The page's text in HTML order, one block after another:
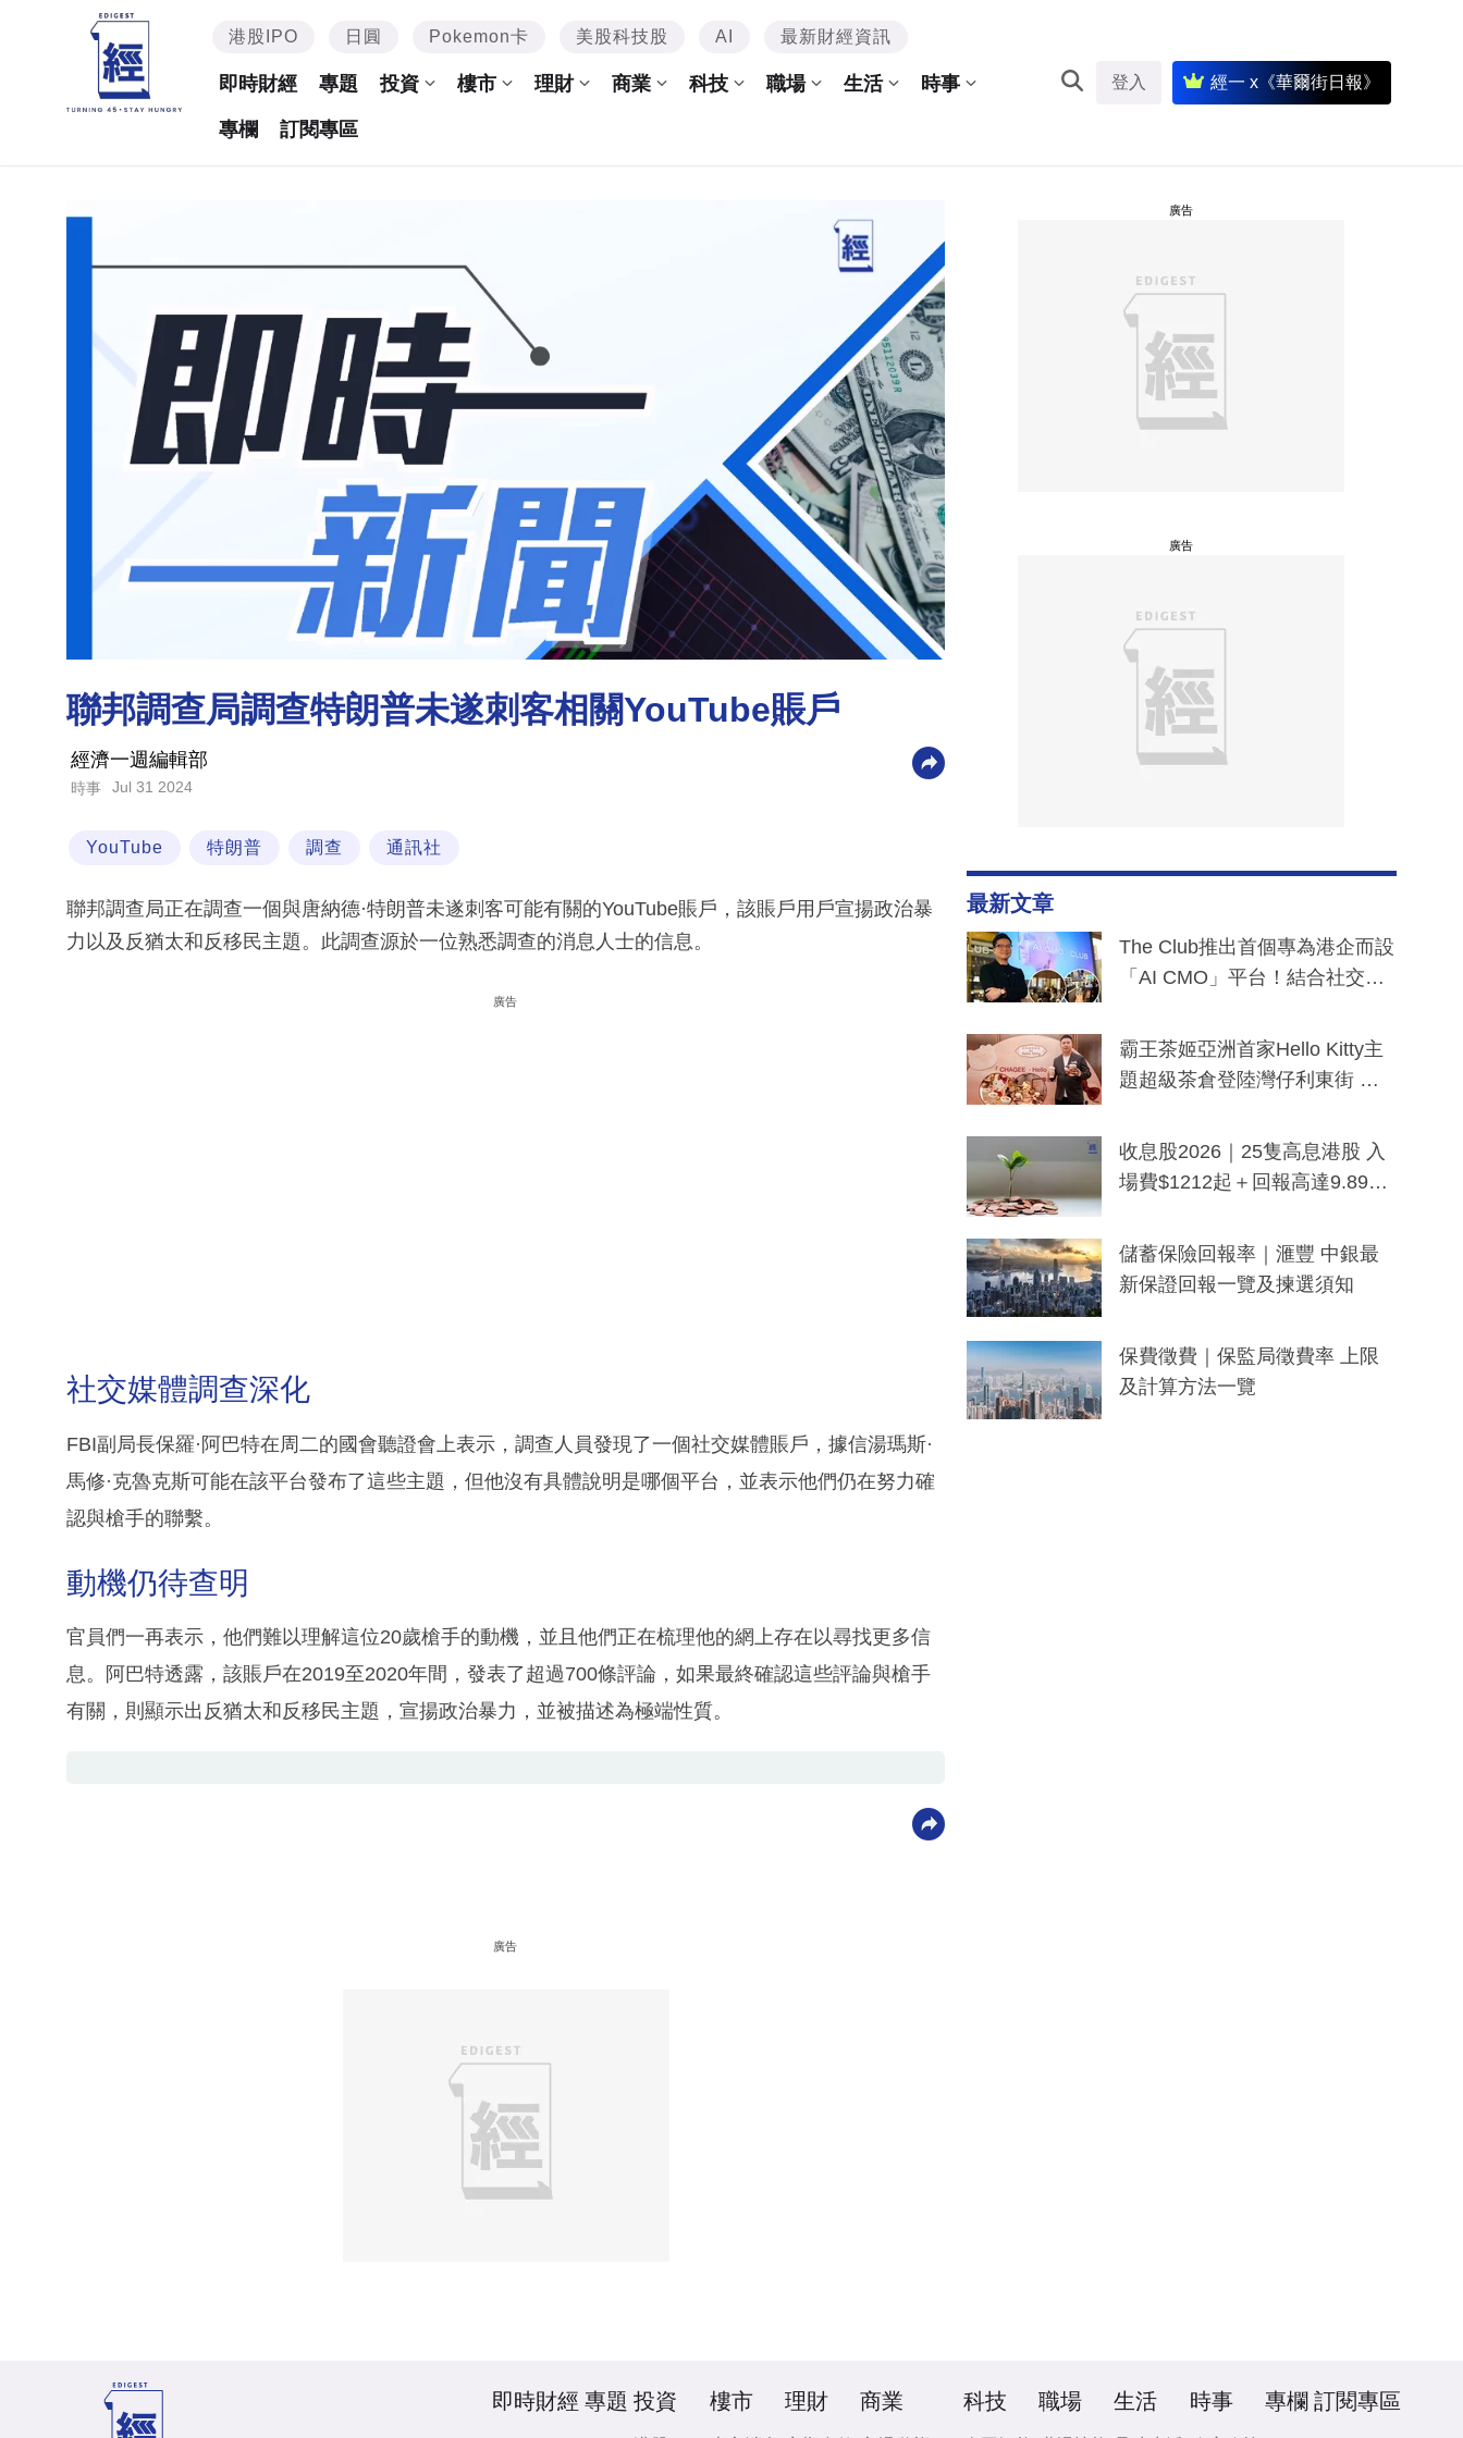
港股IPO 日圓 Pokemon卡 美股科技股 AI 最新財經資訊
即時財經 專題 投資 樓市 理財 商業 科技 職場 生活 時事
專欄 訂閱專區
登入 經一 x《華爾街日報》
聯邦調查局調查特朗普未遂刺客相關YouTube賬戶
經濟一週編輯部
時事 Jul 31 2024
YouTube 特朗普 調查 通訊社
聯邦調查局正在調查一個與唐納德·特朗普未遂刺客可能有關的YouTube賬戶，該賬戶用戶宣揚政治暴
力以及反猶太和反移民主題。此調查源於一位熟悉調查的消息人士的信息。
廣告
社交媒體調查深化
FBI副局長保羅·阿巴特在周二的國會聽證會上表示，調查人員發現了一個社交媒體賬戶，據信湯瑪斯·
馬修·克魯克斯可能在該平台發布了這些主題，但他沒有具體說明是哪個平台，並表示他們仍在努力確
認與槍手的聯繫。
動機仍待查明
官員們一再表示，他們難以理解這位20歲槍手的動機，並且他們正在梳理他的網上存在以尋找更多信
息。阿巴特透露，該賬戶在2019至2020年間，發表了超過700條評論，如果最終確認這些評論與槍手
有關，則顯示出反猶太和反移民主題，宣揚政治暴力，並被描述為極端性質。
廣告
廣告
廣告
最新文章
The Club推出首個專為港企而設
「AI CMO」平台！結合社交聆
分鐘生成「貼地」宣傳短片
霸王茶姬亞洲首家Hello Kitty主
題超級茶倉登陸灣仔利東街 推
y及香港限定特調系列
收息股2026｜25隻高息港股 入
場費$1212起＋回報高達9.89
儲蓄保險回報率｜滙豐 中銀最
新保證回報一覽及揀選須知
保費徵費｜保監局徵費率 上限
及計算方法一覽
即時財經 專題 投資 樓市 理財 商業 科技 職場 生活 時事 專欄 訂閱專區